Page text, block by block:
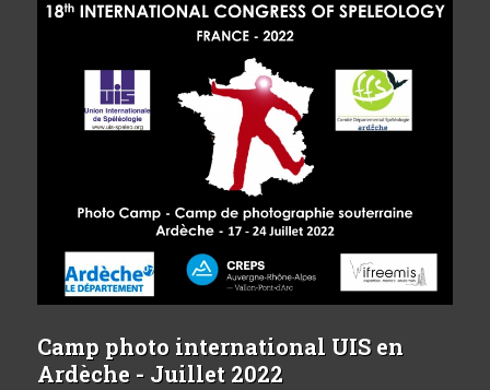
Camp photo international UIS en
Ardèche - Juillet 2022